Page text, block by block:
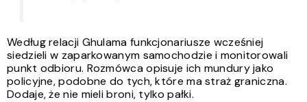
Według relacji Ghulama funkcjonariusze wcześniej
siedzieli w zaparkowanym samochodzie i monitorowali
punkt odbioru. Rozmówca opisuje ich mundury jako
policyjne, podobne do tych, które ma straż graniczna.
Dodaje, że nie mieli broni, tylko pałki.